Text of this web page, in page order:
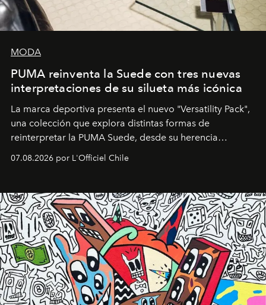
MODA
PUMA reinventa la Suede con tres nuevas
interpretaciones de su silueta más icónica
La marca deportiva presenta el nuevo "Versatility Pack",
una colección que explora distintas formas de
reinterpretar la PUMA Suede, desde su herencia
deportiva hasta una mirada moderna inspirada en el
diseño y el universo outdoor.
07.08.2026 por L'Officiel Chile